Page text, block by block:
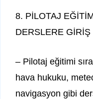
8. PİLOTAJ
DERSLERE GİRİŞ
– Pilotaj eğitimi
hava hukuku,
navigasyon gibi